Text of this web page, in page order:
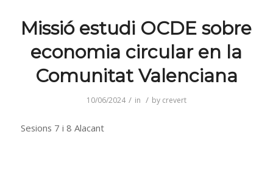
Missió estudi OCDE sobre
economia circular en la
Comunitat Valenciana
10/06/2024 / in / by crevert
Sesions 7 i 8 Alacant